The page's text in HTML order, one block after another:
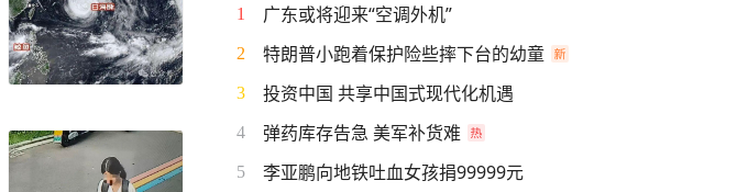
1 广东或将迎来“空调外机”
2 特朗普小跑着保护险些摔下台的幼童
3 投资中国 共享中国式现代化机遇
4 弹药库存告急 美军补货难
5 李亚鹏向地铁吐血女孩捐99999元